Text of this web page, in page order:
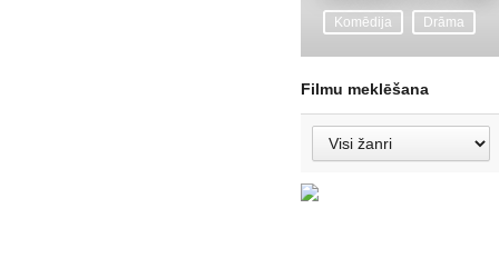
Komēdija Drāma
Filmu meklēšana